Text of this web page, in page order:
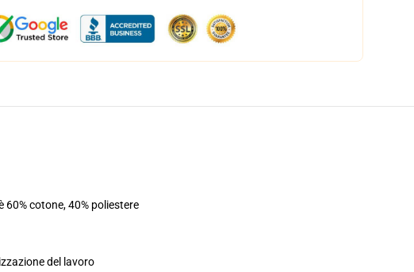
60% cotone, 40% poliestere
del lavoro